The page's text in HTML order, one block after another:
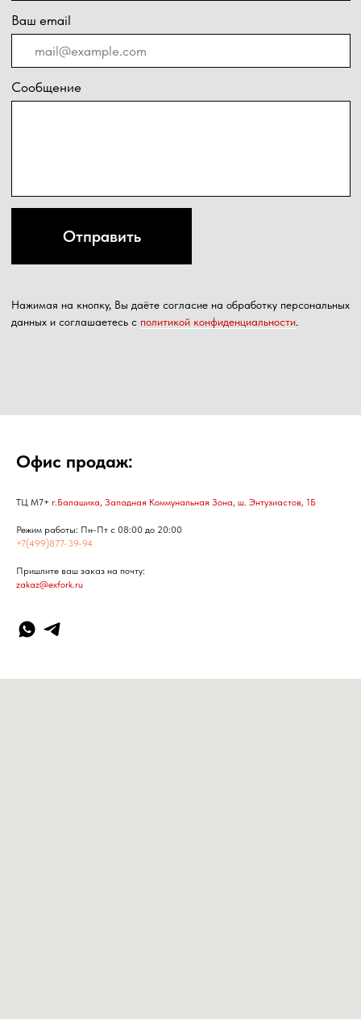
Офис продаж:
ТЦ М7+ г.Балашиха, Западная Коммунальная Зона, ш. Энтузиастов, 1Б
Режим работы: Пн-Пт с 08:00 до 20:00
+7(499)877-39-94
Пришлите ваш заказ на почту:
zakaz@exfork.ru